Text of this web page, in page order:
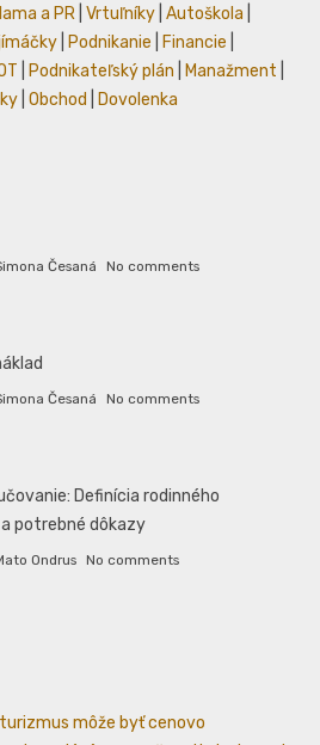
a PR Vrtuľníky Autoškola
Podnikanie Financie
Podnikateľský plán Manažment
Obchod Dovolenka
Česaná No comments
Česaná No comments
Definícia rodinného
potrebné dôkazy
Ondrus No comments
môže byť cenovo